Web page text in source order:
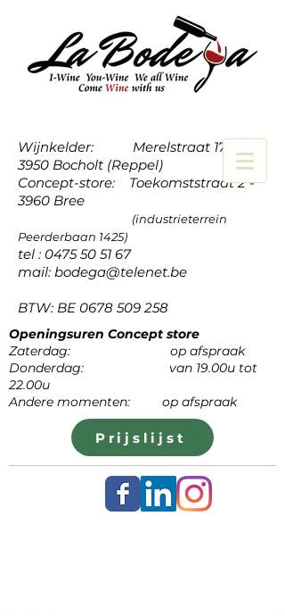
Wijnkelder: Merelstraat 17a -
3950 Bocholt (Reppel)
Concept-store: Toekomststraat 2 -
3960 Bree
(industrieterrein
Peerderbaan 1425)
tel : 0475 50 51 67
mail: bodega@telenet.be
BTW: BE 0678 509 258
Openingsuren Concept store
Zaterdag: op afspraak
Donderdag: van 19.00u tot
22.00u
Andere momenten: op afspraak
Prijslijst